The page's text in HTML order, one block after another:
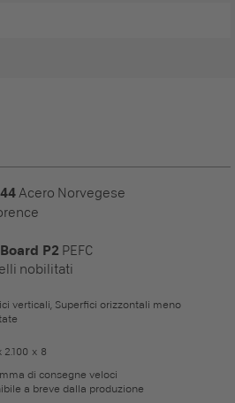
Acero Norvegese
P2 PEFC
nobilitati
verticali, Superfici orizzontali meno
2.100 x 8
di consegne veloci
a breve dalla produzione